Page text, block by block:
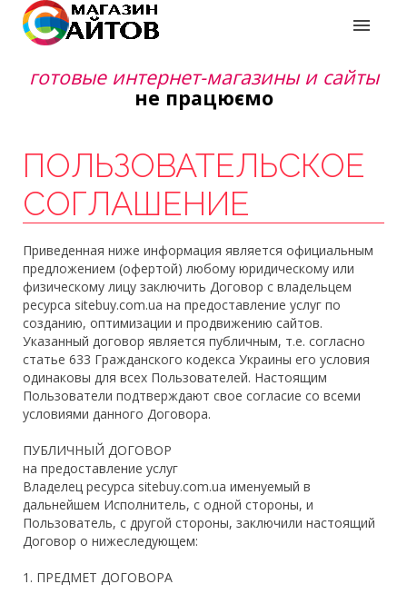
готовые интернет-магазины и сайты
не працюємо
ПОЛЬЗОВАТЕЛЬСКОЕ
СОГЛАШЕНИЕ
Приведенная ниже информация является официальным
предложением (офертой) любому юридическому или
физическому лицу заключить Договор с владельцем
ресурса sitebuy.com.ua на предоставление услуг по
созданию, оптимизации и продвижению сайтов.
Указанный договор является публичным, т.е. согласно
статье 633 Гражданского кодекса Украины его условия
одинаковы для всех Пользователей. Настоящим
Пользователи подтверждают свое согласие со всеми
условиями данного Договора.
ПУБЛИЧНЫЙ ДОГОВОР
на предоставление услуг
Владелец ресурса sitebuy.com.ua именуемый в
дальнейшем Исполнитель, с одной стороны, и
Пользователь, с другой стороны, заключили настоящий
Договор о нижеследующем:
1. ПРЕДМЕТ ДОГОВОРА